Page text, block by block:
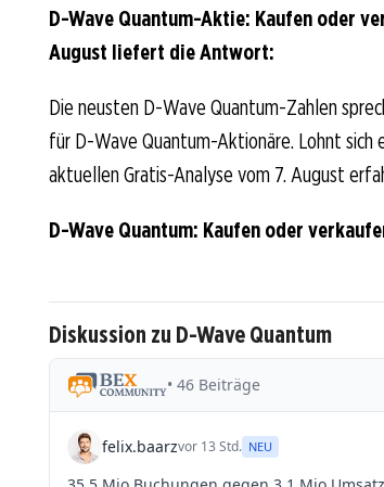
D-Wave Quantum-Aktie: Kaufen oder
August liefert die Antwort:
Die neusten D-Wave Quantum-Zahlen
für D-Wave Quantum-Aktionäre. Lohnt
aktuellen Gratis-Analyse vom 7. August
D-Wave Quantum: Kaufen oder
Diskussion zu D-Wave Quantum